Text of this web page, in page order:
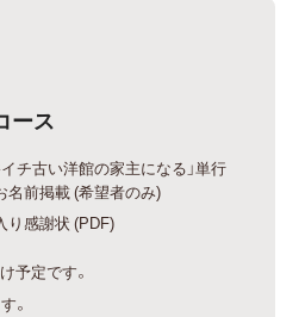
ース
チ古い洋館の家主になる」単行
名前掲載 (希望者のみ)
り感謝状 (PDF)
予定です。
。